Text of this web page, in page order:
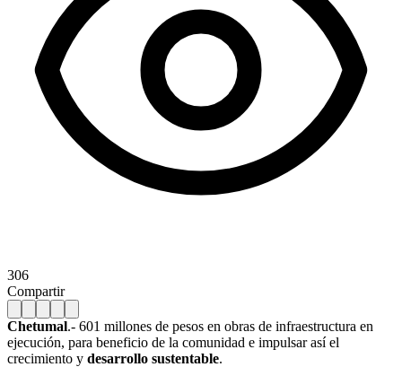
306
Compartir
Chetumal.- 601 millones de pesos en obras de infraestructura en
ejecución, para beneficio de la comunidad e impulsar así el
crecimiento y desarrollo sustentable.